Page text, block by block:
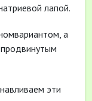
лапой.
а
эти